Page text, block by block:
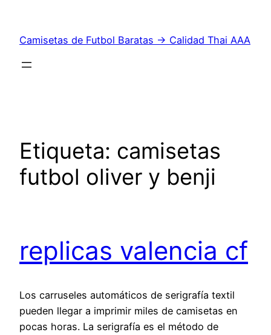
contenido
Camisetas de Futbol Baratas → Calidad Thai AAA
Etiqueta: camisetas
futbol oliver y benji
replicas valencia cf
Los carruseles automáticos de serigrafía textil
pueden llegar a imprimir miles de camisetas en
pocas horas. La serigrafía es el método de